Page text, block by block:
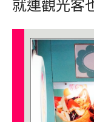
就連觀光客